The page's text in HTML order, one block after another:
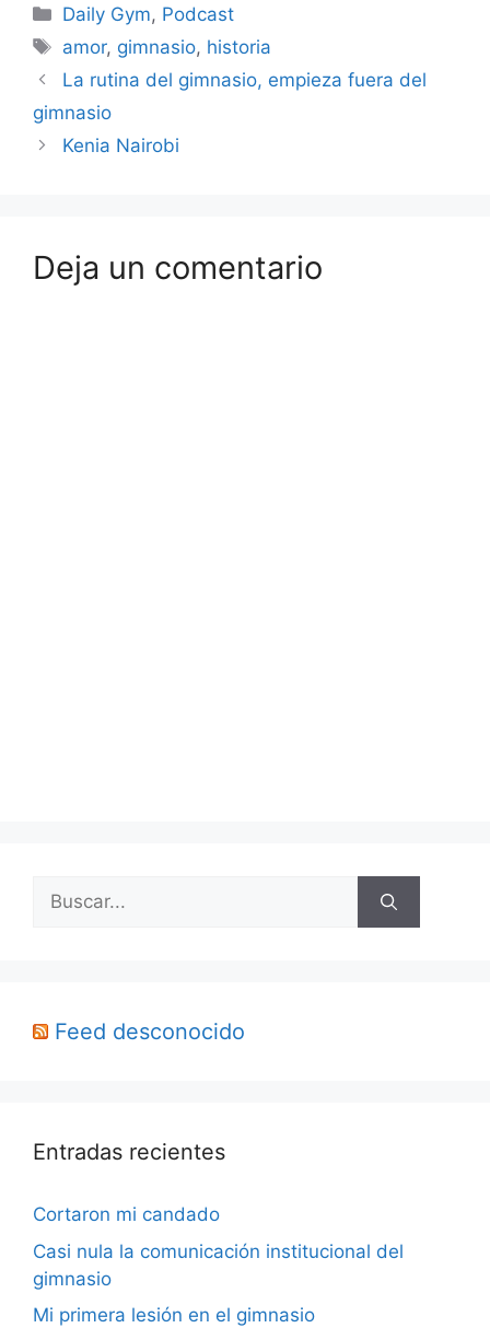
la tentación hasta que
llegara otra."
Categorías
Daily Gym, Podcast
Etiquetas
amor, gimnasio, historia
La rutina del gimnasio, empieza fuera del
gimnasio
Kenia Nairobi
Deja un comentario
Buscar:
Feed desconocido
Entradas recientes
Cortaron mi candado
Casi nula la comunicación institucional del
gimnasio
Mi primera lesión en el gimnasio